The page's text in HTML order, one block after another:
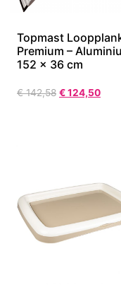
Topmast
Premium –
152 x 36 cm
€142,58 €124,50